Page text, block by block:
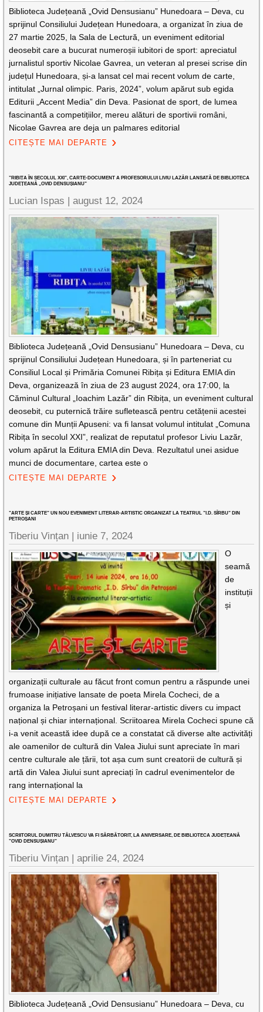
Biblioteca Județeană „Ovid Densusianu” Hunedoara – Deva, cu
sprijinul Consiliului Județean Hunedoara, a organizat în ziua de
27 martie 2025, la Sala de Lectură, un eveniment editorial
deosebit care a bucurat numeroșii iubitori de sport: apreciatul
jurnalistul sportiv Nicolae Gavrea, un veteran al presei scrise din
județul Hunedoara, și-a lansat cel mai recent volum de carte,
intitulat „Jurnal olimpic. Paris, 2024”, volum apărut sub egida
Editurii „Accent Media” din Deva. Pasionat de sport, de lumea
fascinantă a competițiilor, mereu alături de sportivii români,
Nicolae Gavrea are deja un palmares editorial
CITEȘTE MAI DEPARTE
”RIBIȚA ÎN SECOLUL XXI”, CARTE-DOCUMENT A PROFESORULUI LIVIU LAZĂR LANSATĂ DE BIBLIOTECA
JUDEȚEANĂ „OVID DENSUȘIANU”
Lucian Ispas |august 12, 2024
Biblioteca Județeană „Ovid Densusianu” Hunedoara – Deva, cu
sprijinul Consiliului Județean Hunedoara, și în parteneriat cu
Consiliul Local și Primăria Comunei Ribița și Editura EMIA din
Deva, organizează în ziua de 23 august 2024, ora 17:00, la
Căminul Cultural „Ioachim Lazăr” din Ribița, un eveniment cultural
deosebit, cu puternică trăire sufletească pentru cetățenii acestei
comune din Munții Apuseni: va fi lansat volumul intitulat „Comuna
Ribița în secolul XXI”, realizat de reputatul profesor Liviu Lazăr,
volum apărut la Editura EMIA din Deva. Rezultatul unei asidue
munci de documentare, cartea este o
CITEȘTE MAI DEPARTE
”ARTE ȘI CARTE” UN NOU EVENIMENT LITERAR-ARTISTIC ORGANIZAT LA TEATRUL ”I.D. SÎRBU” DIN
PETROȘANI
Tiberiu Vințan | iunie 7, 2024
O
seamă
de
instituții
și
organizații culturale au făcut front comun pentru a răspunde unei
frumoase inițiative lansate de poeta Mirela Cocheci, de a
organiza la Petroșani un festival literar-artistic divers cu impact
național și chiar internațional. Scriitoarea Mirela Cocheci spune că
i-a venit această idee după ce a constatat că diverse alte activități
ale oamenilor de cultură din Valea Jiului sunt apreciate în mari
centre culturale ale țării, tot așa cum sunt creatorii de cultură și
artă din Valea Jiului sunt apreciați în cadrul evenimentelor de
rang internațional la
CITEȘTE MAI DEPARTE
SCRIITORUL DUMITRU TÂLVESCU VA FI SĂRBĂTORIT, LA ANIVERSARE, DE BIBLIOTECA JUDEȚEANĂ
”OVID DENSUȘIANU”
Tiberiu Vințan |aprilie 24, 2024
Biblioteca Județeană „Ovid Densusianu” Hunedoara – Deva, cu